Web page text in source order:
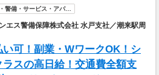
警備・サービス・アパ…
エス警備保障株式会社 水戸支社／潮来駅周
い可！副業・WワークOK！シ
スの高日給！交通費全額支